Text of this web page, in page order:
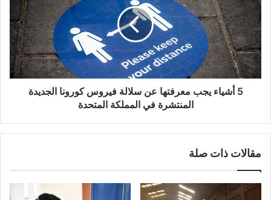
معرفتها
عن
سلالة
فيروس
كورونا
الجديدة
المنتشرة5 أشياء يجب معرفتها عن سلالة فيروس كورونا الجديدة
المنتشرة في المملكة المتحدة
مقالات ذات صلة